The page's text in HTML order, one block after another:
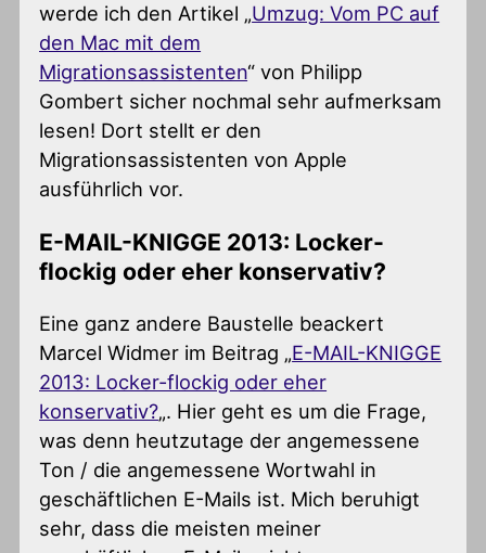
werde ich den Artikel „Umzug: Vom PC auf
den Mac mit dem
Migrationsassistenten“ von Philipp
Gombert sicher nochmal sehr aufmerksam
lesen! Dort stellt er den
Migrationsassistenten von Apple
ausführlich vor.
E-MAIL-KNIGGE 2013: Locker-
flockig oder eher konservativ?
Eine ganz andere Baustelle beackert
Marcel Widmer im Beitrag „E-MAIL-KNIGGE
2013: Locker-flockig oder eher
konservativ?„. Hier geht es um die Frage,
was denn heutzutage der angemessene
Ton / die angemessene Wortwahl in
geschäftlichen E-Mails ist. Mich beruhigt
sehr, dass die meisten meiner